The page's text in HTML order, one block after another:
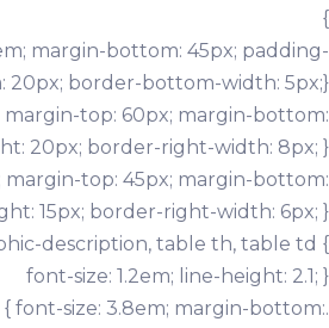
}
margin-bottom: 45px; padding-
20px; border-bottom-width: 5px;}
margin-top: 60px; margin-bottom:
20px; border-right-width: 8px; }
margin-top: 45px; margin-bottom:
15px; border-right-width: 6px; }
description, table th, table td {
font-size: 1.2em; line-height: 2.1; }
font-size: 3.8em; margin-bottom: